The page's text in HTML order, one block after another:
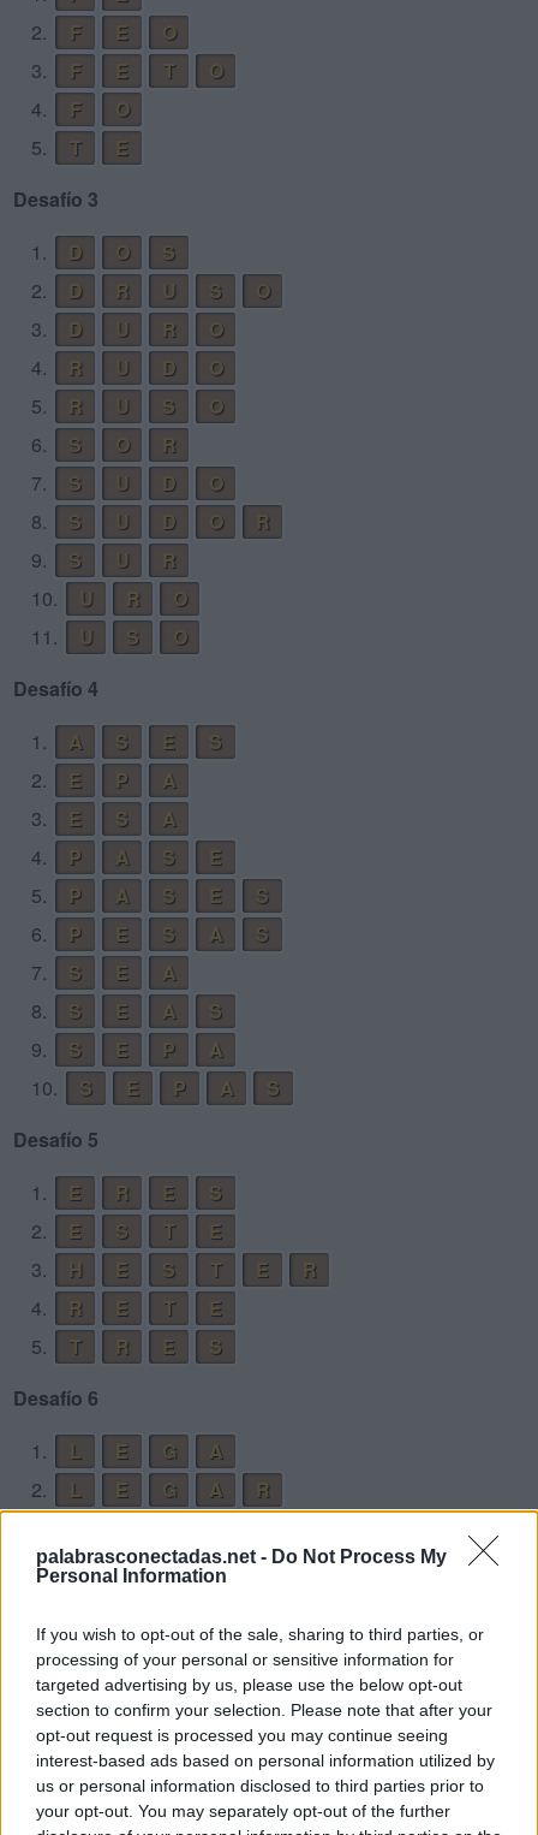
palabrasconectadas.net - Do Not Process My
Personal Information
If you wish to opt-out of the sale, sharing to third parties, or
processing of your personal or sensitive information for
targeted advertising by us, please use the below opt-out
section to confirm your selection. Please note that after your
opt-out request is processed you may continue seeing
interest-based ads based on personal information utilized by
us or personal information disclosed to third parties prior to
your opt-out. You may separately opt-out of the further
2.
F E
O
3.
F E T
O
4.
F
O
5.
T
E
Desafío 3
1.
D O
S
2.
D R U S
O
3.
D U R
O
4.
R U D
O
5.
R U S
O
6.
S O
R
7.
S U D
O
8.
S U D O
R
9.
S U
R
10.
U R
O
11.
U S
O
Desafío 4
1.
A S E
S
2.
E P
A
3.
E S
A
4.
P A S
E
5.
P A S E
S
6.
P E S A
S
7.
S E
A
8.
S E A
S
9.
S E P
A
10.
S E P A
S
Desafío 5
1.
E R E
S
2.
E S T
E
3.
H E S T E
R
4.
R E T
E
5.
T R E
S
Desafío 6
1.
L E G
A
2.
L E G A
R
4.
P A R
E
6.
P E G A
R
7.
P E L
A
8.
P E L A
R
9.
P E R
A
10.
P E R A
L